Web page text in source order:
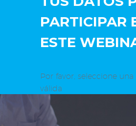
PARTICIPAR
ESTE
Por favor, seleccione
válida